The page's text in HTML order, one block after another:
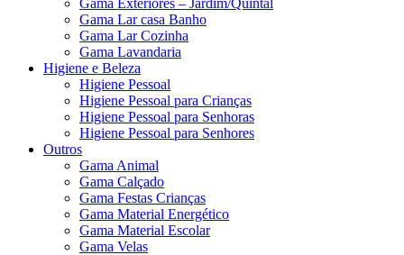
Gama Exteriores – Jardim/Quintal
Gama Lar casa Banho
Gama Lar Cozinha
Gama Lavandaria
Higiene e Beleza
Higiene Pessoal
Higiene Pessoal para Crianças
Higiene Pessoal para Senhoras
Higiene Pessoal para Senhores
Outros
Gama Animal
Gama Calçado
Gama Festas Crianças
Gama Material Energético
Gama Material Escolar
Gama Velas